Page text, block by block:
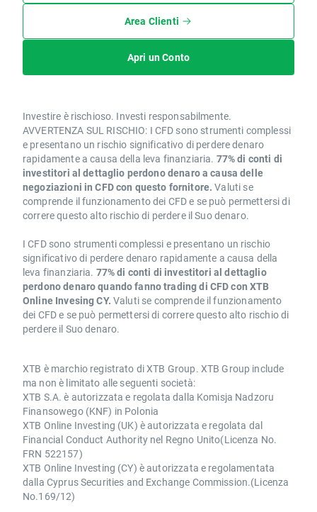
Area Clienti
Apri un Conto
Investire è rischioso. Investi responsabilmente.
AVVERTENZA SUL RISCHIO: I CFD sono strumenti complessi
e presentano un rischio significativo di perdere denaro
rapidamente a causa della leva finanziaria. 77% di conti di
investitori al dettaglio perdono denaro a causa delle
negoziazioni in CFD con questo fornitore. Valuti se
comprende il funzionamento dei CFD e se può permettersi di
correre questo alto rischio di perdere il Suo denaro.
I CFD sono strumenti complessi e presentano un rischio
significativo di perdere denaro rapidamente a causa della
leva finanziaria. 77% di conti di investitori al dettaglio
perdono denaro quando fanno trading di CFD con XTB
Online Invesing CY. Valuti se comprende il funzionamento
dei CFD e se può permettersi di correre questo alto rischio di
perdere il Suo denaro.
XTB è marchio registrato di XTB Group. XTB Group include
ma non è limitato alle seguenti società:
XTB S.A. è autorizzata e regolata dalla Komisja Nadzoru
Finansowego (KNF) in Polonia
XTB Online Investing (UK) è autorizzata e regolata dal
Financial Conduct Authority nel Regno Unito(Licenza No.
FRN 522157)
XTB Online Investing (CY) è autorizzata e regolamentata
dalla Cyprus Securities and Exchange Commission.(Licenza
No.169/12)